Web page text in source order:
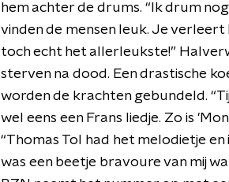
hem achter de drums. “Ik drum
vinden de mensen leuk. Je
toch echt het allerleukste!”
sterven na dood. Een drastische
worden de krachten gebundeld.
wel eens een Frans liedje. Zo is
“Thomas Tol had het melodietje
was een beetje bravoure van mij